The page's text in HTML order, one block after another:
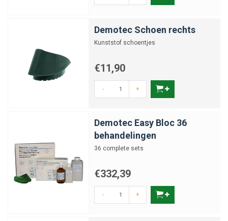
Demotec Schoen rechts
Kunststof schoentjes
€11,90
- +
Demotec Easy Bloc 36
behandelingen
36 complete sets
€332,39
- +